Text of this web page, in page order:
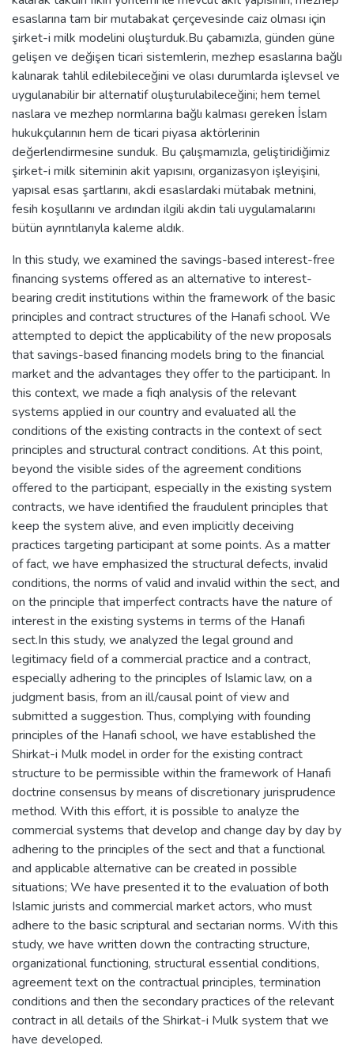
esaslarına tam bir mutabakat çerçevesinde caiz olması için
şirket-i milk modelini oluşturduk.Bu çabamızla, günden güne
gelişen ve değişen ticari sistemlerin, mezhep esaslarına bağlı
kalınarak tahlil edilebileceğini ve olası durumlarda işlevsel ve
uygulanabilir bir alternatif oluşturulabileceğini; hem temel
naslara ve mezhep normlarına bağlı kalması gereken İslam
hukukçularının hem de ticari piyasa aktörlerinin
değerlendirmesine sunduk. Bu çalışmamızla, geliştiridiğimiz
şirket-i milk siteminin akit yapısını, organizasyon işleyişini,
yapısal esas şartlarını, akdi esaslardaki mütabak metnini,
fesih koşullarını ve ardından ilgili akdin tali uygulamalarını
bütün ayrıntılarıyla kaleme aldık.
In this study, we examined the savings-based interest-free
financing systems offered as an alternative to interest-
bearing credit institutions within the framework of the basic
principles and contract structures of the Hanafi school. We
attempted to depict the applicability of the new proposals
that savings-based financing models bring to the financial
market and the advantages they offer to the participant. In
this context, we made a fiqh analysis of the relevant
systems applied in our country and evaluated all the
conditions of the existing contracts in the context of sect
principles and structural contract conditions. At this point,
beyond the visible sides of the agreement conditions
offered to the participant, especially in the existing system
contracts, we have identified the fraudulent principles that
keep the system alive, and even implicitly deceiving
practices targeting participant at some points. As a matter
of fact, we have emphasized the structural defects, invalid
conditions, the norms of valid and invalid within the sect, and
on the principle that imperfect contracts have the nature of
interest in the existing systems in terms of the Hanafi
sect.In this study, we analyzed the legal ground and
legitimacy field of a commercial practice and a contract,
especially adhering to the principles of Islamic law, on a
judgment basis, from an ill/causal point of view and
submitted a suggestion. Thus, complying with founding
principles of the Hanafi school, we have established the
Shirkat-i Mulk model in order for the existing contract
structure to be permissible within the framework of Hanafi
doctrine consensus by means of discretionary jurisprudence
method. With this effort, it is possible to analyze the
commercial systems that develop and change day by day by
adhering to the principles of the sect and that a functional
and applicable alternative can be created in possible
situations; We have presented it to the evaluation of both
Islamic jurists and commercial market actors, who must
adhere to the basic scriptural and sectarian norms. With this
study, we have written down the contracting structure,
organizational functioning, structural essential conditions,
agreement text on the contractual principles, termination
conditions and then the secondary practices of the relevant
contract in all details of the Shirkat-i Mulk system that we
have developed.